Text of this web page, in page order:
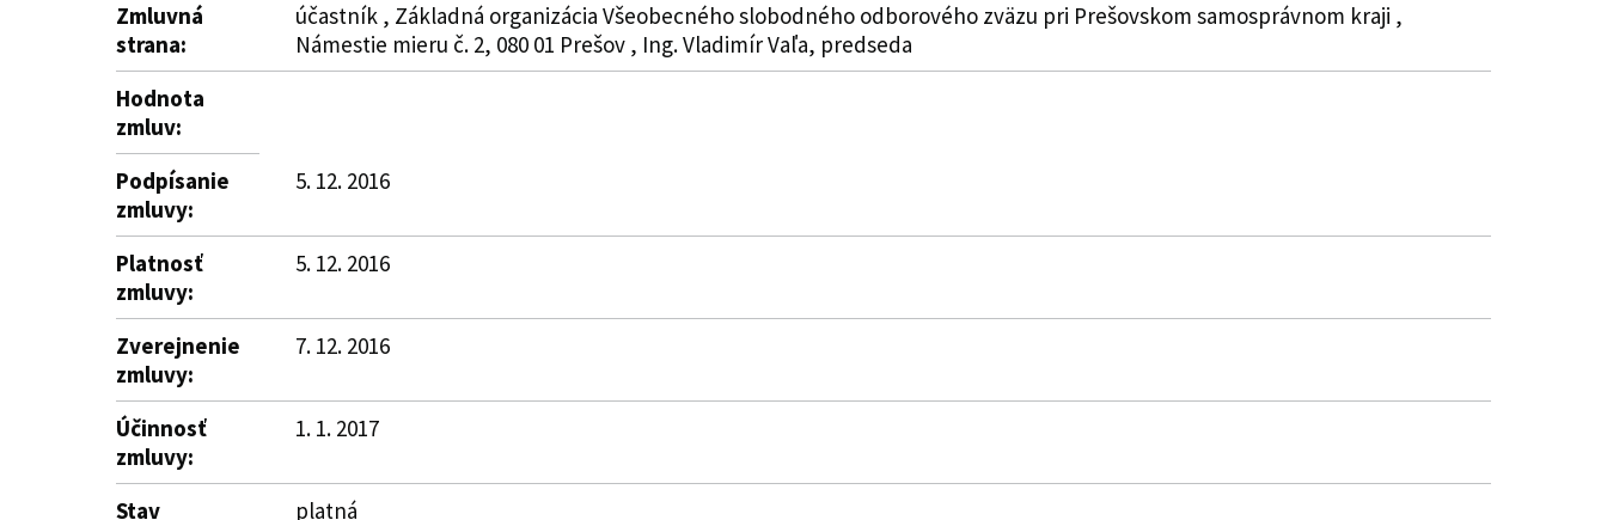
Zmluvná
strana:
účastník , Základná organizácia Všeobecného slobodného odborového zväzu pri Prešovskom samosprávnom kraji ,
Námestie mieru č. 2, 080 01 Prešov , Ing. Vladimír Vaľa, predseda
Hodnota
zmluv:
Podpísanie
zmluvy:
5. 12. 2016
Platnosť
zmluvy:
5. 12. 2016
Zverejnenie
zmluvy:
7. 12. 2016
Účinnosť
zmluvy:
1. 1. 2017
Stav
platná